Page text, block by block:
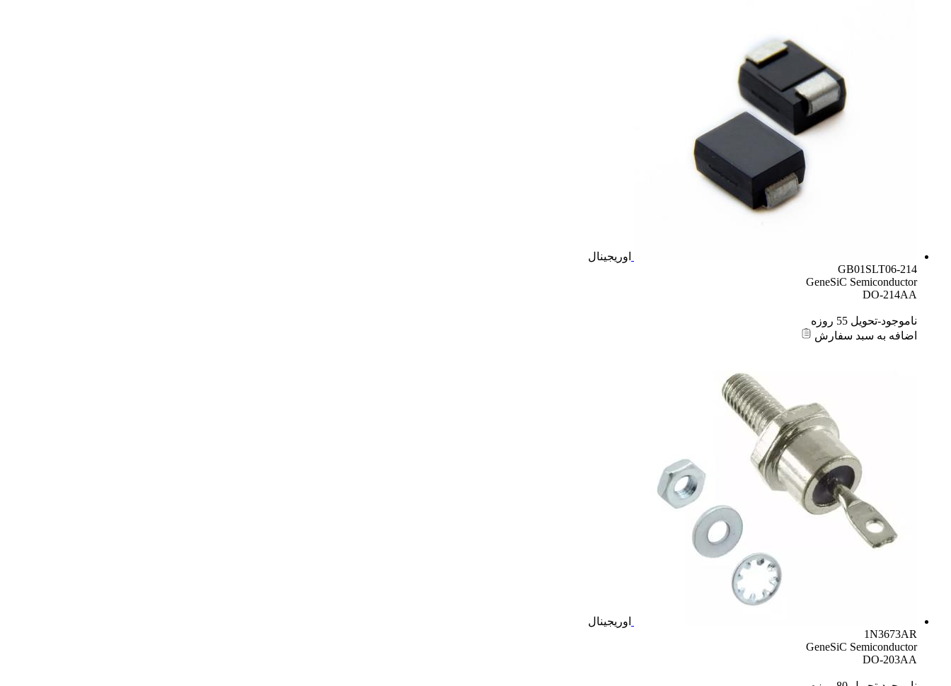
اوریجینال
GB01SLT06-214
GeneSiC Semiconductor
DO-214AA
ناموجود-تحویل 55 روزه
اضافه به سبد سفارش
اوریجینال
1N3673AR
GeneSiC Semiconductor
DO-203AA